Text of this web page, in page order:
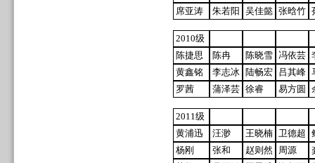
席亚涛 朱若阳 吴佳懿 张晗竹
2010级
陈捷思
陈冉 陈晓雪 冯依芸
黄鑫铭
李志冰 陆畅宏 吕其峰
罗茜
蒲泽芸 徐睿 易方圆
2011级
黄浦迅
汪渺 王晓楠 卫德超
杨刚
张和 赵则然 周源